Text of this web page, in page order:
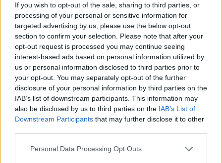
If you wish to opt-out of the sale, sharing to third parties, or
processing of your personal or sensitive information for
targeted advertising by us, please use the below opt-out
section to confirm your selection. Please note that after your
opt-out request is processed you may continue seeing
interest-based ads based on personal information utilized by
us or personal information disclosed to third parties prior to
your opt-out. You may separately opt-out of the further
disclosure of your personal information by third parties on the
IAB’s list of downstream participants. This information may
also be disclosed by us to third parties on the IAB’s List of
Downstream Participants that may further disclose it to other
Personal Data Processing Opt Outs
5.​
45x
Prázdná
4 700 BZ, 1
700 KR, 2x
hvězdička,
1xBedna s
farmářským
bonusem I
Diamantový
35x
Prázdná
bedna
3 600 BZ, 1
300 KR, 3x
hvězdička,
2x Párty
farmářským